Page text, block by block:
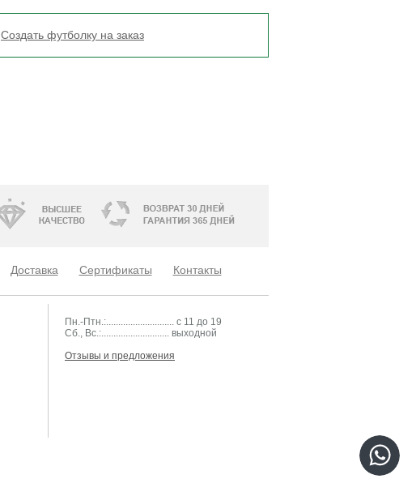
Создать футболку на заказ
Доставка Сертификаты Контакты
Пн.-Птн.:............................ с 11 до 19
Cб., Вс.:............................ выходной
Отзывы и предложения